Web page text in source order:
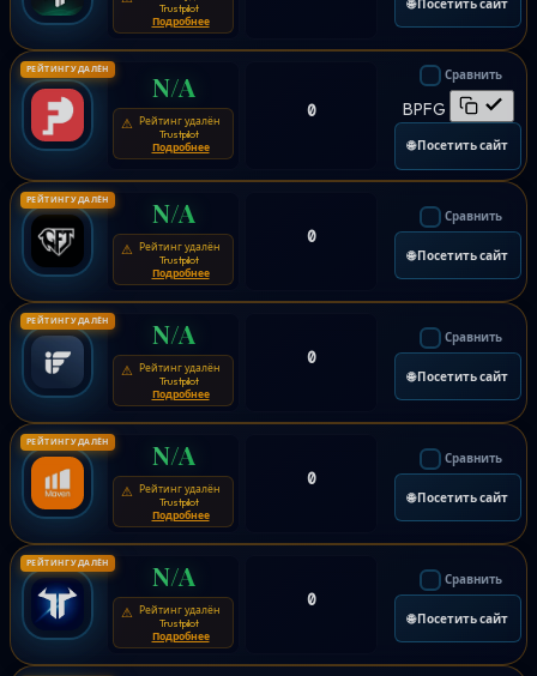
Trustpilot
Подробнее
🌐 Посетить сайт
РЕЙТИНГ УДАЛЁН
N/A
⚠ Рейтинг удалён
Trustpilot
Подробнее
0
Сравнить
BPFG
🌐 Посетить сайт
РЕЙТИНГ УДАЛЁН N/A
⚠ Рейтинг удалён
Trustpilot
Подробнее
0
Сравнить
🌐 Посетить сайт
РЕЙТИНГ УДАЛЁН N/A
⚠ Рейтинг удалён
Trustpilot
Подробнее
0
Сравнить
🌐 Посетить сайт
РЕЙТИНГ УДАЛЁН N/A
⚠ Рейтинг удалён
Trustpilot
Подробнее
0
Сравнить
🌐 Посетить сайт
РЕЙТИНГ УДАЛЁН N/A
⚠ Рейтинг удалён
Trustpilot
Подробнее
0
Сравнить
🌐 Посетить сайт